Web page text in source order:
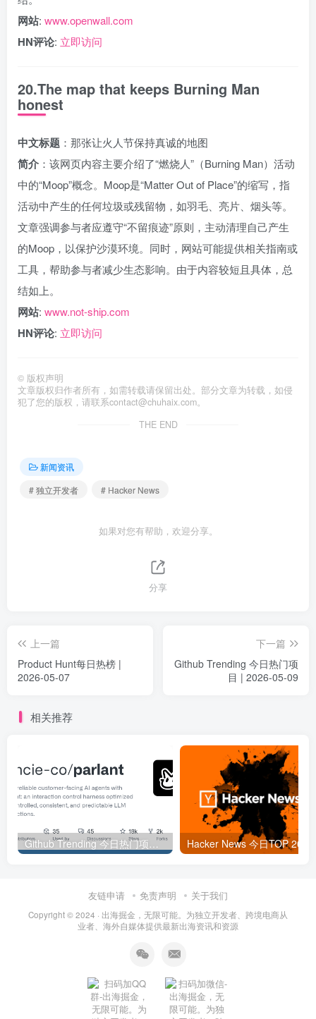
网站: www.openwall.com
HN评论: 立即访问
20.The map that keeps Burning Man
honest
中文标题 ：那张让火人节保持真诚的地图
简介 ：该网页内容主要介绍了“燃烧人”（Burning Man）活动
中的“Moop”概念。Moop是“Matter Out of Place”的缩写，指
活动中产生的任何垃圾或残留物，如羽毛、亮片、烟头等。
文章强调参与者应遵守“不留痕迹”原则，主动清理自己产生
的Moop，以保护沙漠环境。同时，网站可能提供相关指南或
工具，帮助参与者减少生态影响。由于内容较短且具体，总
结如上。
网站: www.not-ship.com
HN评论: 立即访问
© 版权声明
文章版权归作者所有，如需转载请保留出处。部分文章为转载，如侵
犯了您的版权，请联系contact@chuhaix.com。
THE END
新闻资讯
# 独立开发者
# Hacker News
如果对您有帮助，欢迎分享。
分享
上一篇
Product Hunt每日热榜 |
2026-05-07
下一篇
Github Trending 今日热门项
目 | 2026-05-09
相关推荐
Github Trending 今日热门项目 | 2025-09-06
友链申请 免责声明 关于我们
Copyright © 2024 · 出海掘金，无限可能。为独立开发者、跨境电商从
业者、海外自媒体提供最新出海资讯和资源